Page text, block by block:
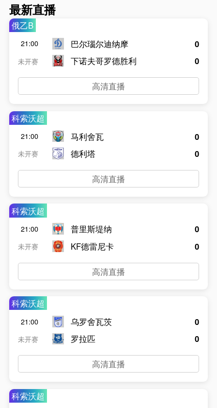
最新直播
俄乙B
21:00
未开赛
巴尔瑙尔迪纳摩
下诺夫哥罗德胜利
0
0
高清直播
科索沃超
21:00
未开赛
马利舍瓦
德利塔
0
0
高清直播
科索沃超
21:00
未开赛
普里斯堤纳
KF德雷尼卡
0
0
高清直播
科索沃超
21:00
未开赛
乌罗舍瓦茨
罗拉匹
0
0
高清直播
科索沃超